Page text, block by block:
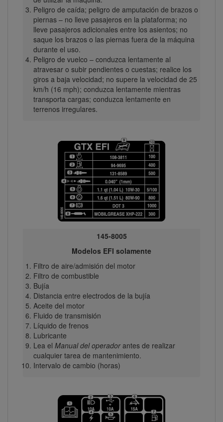
Peligro de caída; peligro de amputación de brazos o
piernas – no lleve pasajeros en la plataforma; no
lleve pasajeros adicionales entre los asientos; no
saque los brazos o las piernas fuera de la máquina
durante el uso.
Peligro de vuelco – conduzca lentamente al
atravesar o subir pendientes o cuestas; realice los
giros a baja velocidad; no supere la velocidad de 25
km/h (16 mph); conduzca lentamente mientras
transporta cargas; conduzca lentamente en
terrenos irregulares.
145-8005
Modelos EFI solamente
Filtro de aire/admisión del motor
Filtro de combustible
Bujía
Distancia entre electrodos de la bujía
Aceite del motor
Fluido de transmisión
Líquido de frenos
Lubricante
Lea el Manual del operadorantes de realizar
cualquier tarea de mantenimiento.
Intervalo de cambio (horas)